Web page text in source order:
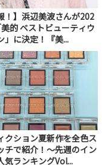
！】浜辺美波さんが202
的 ベストビューティウ
」に決定！『美...
クション夏新作を全色ス
チで紹介！～先週のイン
気ランキングVol...